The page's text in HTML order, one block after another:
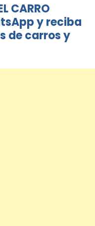
CARRO
y reciba
de carros y